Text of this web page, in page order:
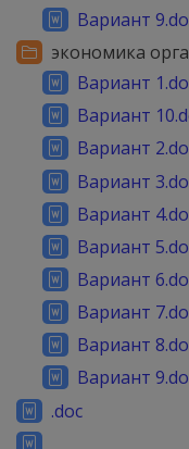
Вариант
экономика
Вариант
Вариант
Вариант
Вариант
Вариант
Вариант
Вариант
Вариант
Вариант
Вариант
.doc